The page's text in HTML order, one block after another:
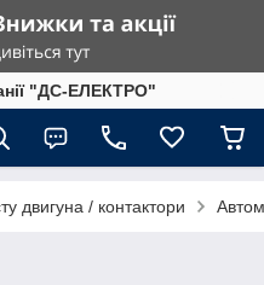
"ДС-ЕЛЕКТРО"
двигуна / контактори